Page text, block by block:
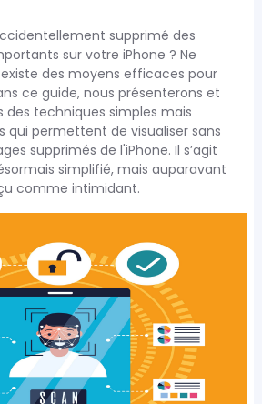
supprimé des
sur votre iPhone ? Ne
des moyens efficaces pour
ce guide, nous présenterons et
des techniques simples mais
qui permettent de visualiser sans
supprimés de l'iPhone. Il s’agit
simplifié, mais auparavant
comme intimidant.